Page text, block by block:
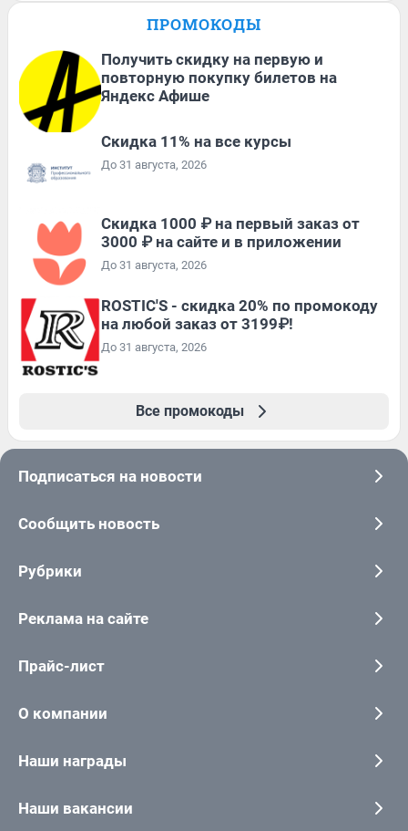
ПРОМОКОДЫ
Получить скидку на первую и
повторную покупку билетов на
Яндекс Афише
Скидка 11% на все курсы
До 31 августа, 2026
Скидка 1000 ₽ на первый заказ от
3000 ₽ на сайте и в приложении
До 31 августа, 2026
ROSTIC'S - скидка 20% по промокоду
на любой заказ от 3199₽!
До 31 августа, 2026
Все промокоды
Подписаться на новости
Сообщить новость
Рубрики
Реклама на сайте
Прайс-лист
О компании
Наши награды
Наши вакансии